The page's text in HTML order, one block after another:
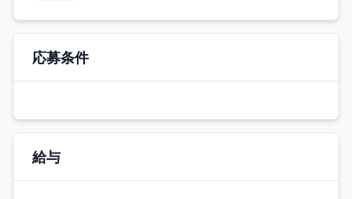
応募条件
給与